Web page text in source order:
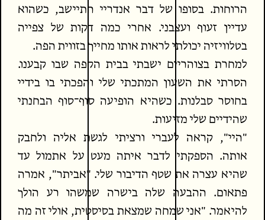
הרוחות. בסופו של דבר אנדריי התיישב, כשהוא
עדיין זעוף ועצבני. אחרי כמה דקות של צפייה
בטלוויזיה יכולתי לראות אותו מחייך בזווית הפה.
למחרת בצוהריים ישבתי בבית הקפה שבו קבענו.
הסרתי את השעון המתכתי שלי והפכתי בו בידיי
בחוסר סבלנות. כשהיא הופיעה סוף־סוף הבחנתי
שהידיים שלי מזיעות.
"היי", קראה לעברי ורציתי לגשת אליה ולחבק
אותה. הספקתי לדבר איתה מעט על אתמול עד
שהיא עצרה את שטף הדיבור שלי. "אביתר", אמרה
פתאום. ההבעה שלה בישרה שמשהו רע הולך
להיאמר. "אני שמחה שמצאת בסיסטית, אולי זה מה